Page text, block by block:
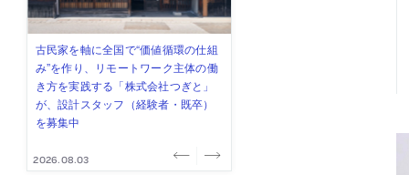
佐々木慧が主宰する「axonometric株
式会社」が、設計スタッフ（経験
者・既卒・2027年新卒）を募集中
2026.08.07
古民家を軸に全国で“価値循環の仕組
み”を作り、リモートワーク主体の働
き方を実践する「株式会社つぎと」
が、設計スタッフ（経験者・既卒）
を募集中
2026.08.03
リノベる株式会社が、設計パートナ
ー (業務委託) を募集中
2026.08.03
社会への影響力のある建築を手掛
け、スタッフ同士で助け合う環境づ
くりも行う「E.A.S.T.architects」
が、設計スタッフ（経験者・既卒・
2027年新卒）を募集中
2026.07.31
代官山を拠点に活動する「梅澤竜也 /
ALA INC.」が、設計スタッフ・アル
バイト・事務職を募集中
2026.07.30